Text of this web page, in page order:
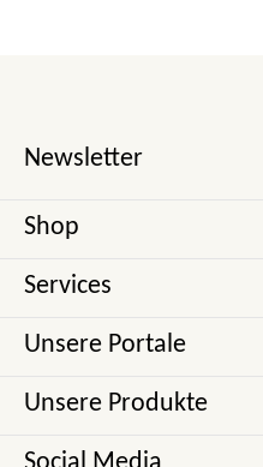
Newsletter
Shop
Services
Unsere Portale
Unsere Produkte